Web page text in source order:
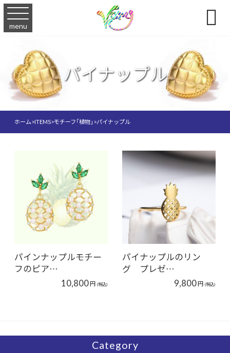
menu 
パイナップル
ホーム>ITEMS>モチーフ「植物」>パイナップル
パインナップルモチー
フのピア…
10,800円 (税込)
パイナップルのリン
グ プレゼ…
9,800円 (税込)
Category